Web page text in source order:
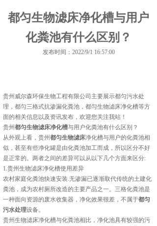
都匀生物滤床净化槽与用户
化粪池有什么区别？
发布时间：2022/9/1 16:57:00
贵州威尔森环保生物工程有限公司主要展示都匀污水处
理 ，都匀三格式抗渗漏化粪池，都匀生物滤床净化槽等方
面的相关信息以及资讯发布，欢迎您关注我站！
贵州都匀生物滤床净化槽与用户化粪池有什么区别？
从外观上看，贵州都匀生物滤床净化槽与用户的化粪池相
似，甚至有些净化罐是由化粪池加工而成，所以区分不好
是正常的。两者之间的差异可以从以下几个方面来区分:
1.贵州生物滤床净化槽使用差异
农村家庭化粪池快速安装.无渗漏已逐渐取代传统的土建化
粪池，成为农村厕所改造的主要产品之一。三格化粪池是
一种面向资源的废水收集器，净化效果很差，不属于都匀
污水处理设备。
贵州生物滤床净化槽与化粪池相比，净化池具有较强的污